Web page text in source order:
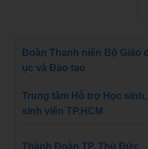
Đoàn Thanh niên Bộ Giáo d
ục và Đào tạo
Trung tâm Hỗ trợ Học sinh,
sinh viên TP.HCM
Thành Đoàn TP. Thủ Đức